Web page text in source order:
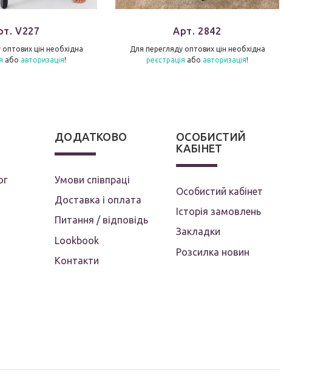
V227
цін необхідна
або авторизація!
Арт. 2842
Для перегляду оптових цін необхідна
реєстрація або авторизація!
ДОДАТКОВО
Умови співпраці
Доставка і оплата
Питання / відповідь
Lookbook
Контакти
ОСОБИСТИЙ
КАБІНЕТ
Особистий кабінет
Історія замовлень
Закладки
Розсилка новин